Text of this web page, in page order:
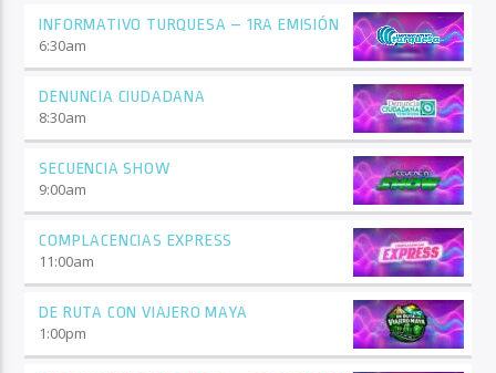
INFORMATIVO TURQUESA – 1RA EMISIÓN
6:30am
DENUNCIA CIUDADANA
8:30am
SECUENCIA SHOW
9:00am
COMPLACENCIAS EXPRESS
11:00am
DE RUTA CON VIAJERO MAYA
1:00pm